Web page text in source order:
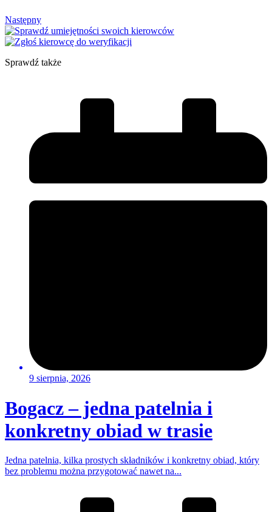
Następny
Sprawdź także
9 sierpnia, 2026
Bogacz – jedna patelnia i
konkretny obiad w trasie
Jedna patelnia, kilka prostych składników i konkretny obiad, który
bez problemu można przygotować nawet na...